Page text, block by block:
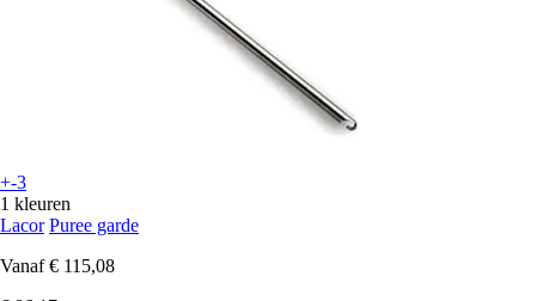
+-3
1 kleuren
Lacor Puree garde
Vanaf € 115,08